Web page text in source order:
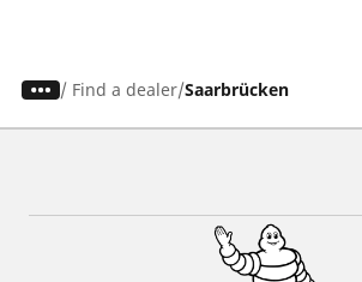
/ Find a dealer Saarbrücken